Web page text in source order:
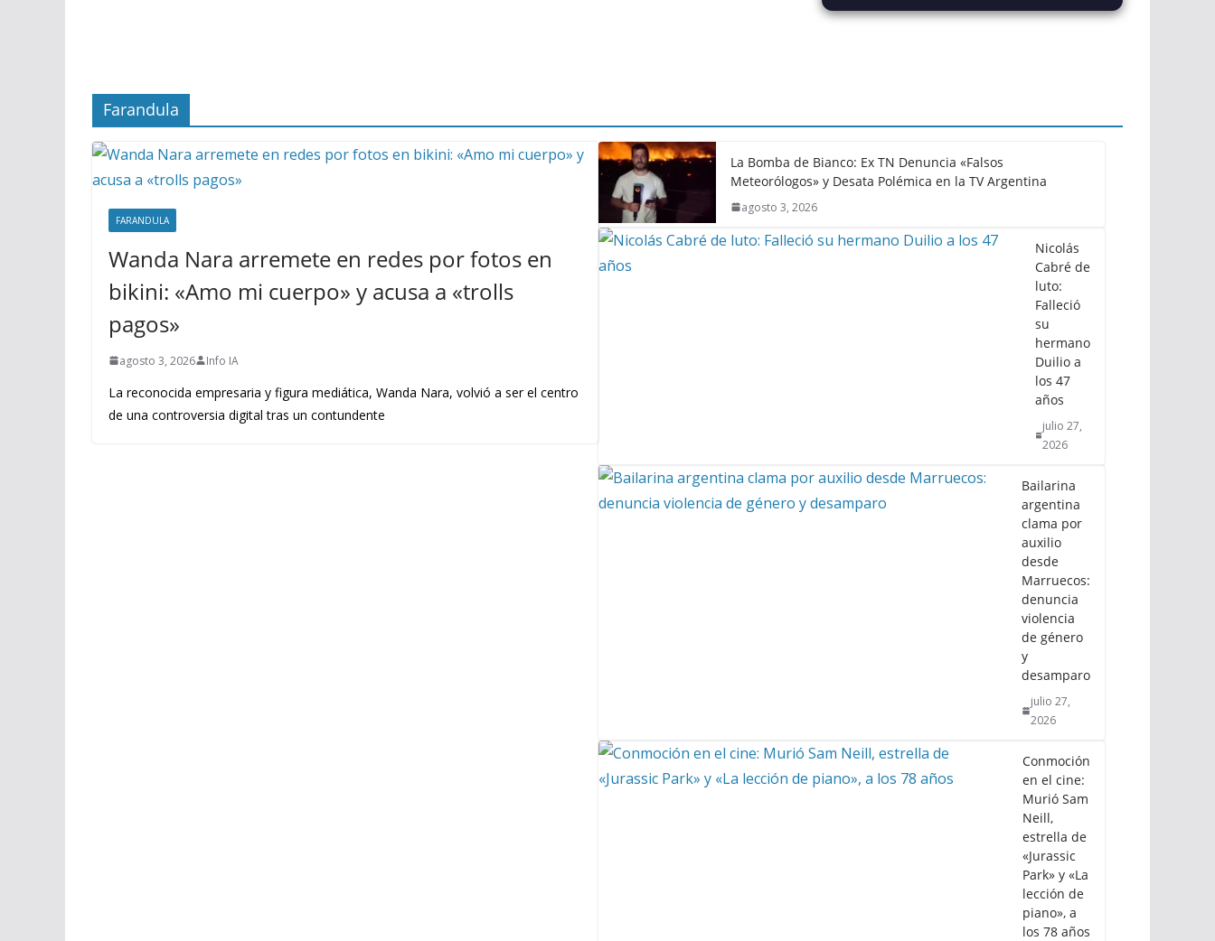
Farandula
FARANDULA
Wanda Nara arremete en redes por fotos en
bikini: «Amo mi cuerpo» y acusa a «trolls
pagos»
agosto 3, 2026 Info IA
La reconocida empresaria y figura mediática, Wanda Nara, volvió a ser el centro
de una controversia digital tras un contundente
La Bomba de Bianco: Ex TN Denuncia «Falsos
Meteorólogos» y Desata Polémica en la TV Argentina
agosto 3, 2026
Nicolás
Cabré de
luto:
Falleció
su
hermano
Duilio a
los 47
años
julio 27,
2026
Bailarina
argentina
clama por
auxilio
desde
Marruecos:
denuncia
violencia
de género
y
desamparo
julio 27,
2026
Conmoción
en el cine:
Murió Sam
Neill,
estrella de
«Jurassic
Park» y «La
lección de
piano», a
los 78 años